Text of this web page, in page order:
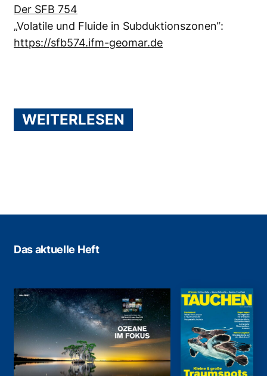
Der SFB 754
„Volatile und Fluide in Subduktionszonen“:
https://sfb574.ifm-geomar.de
WEITERLESEN
Das aktuelle Heft